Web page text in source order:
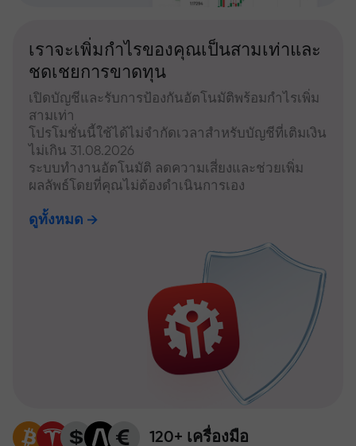
เราจะเพิ่มกำไรของคุณเป็นสามเท่าและ
ชดเชยการขาดทุน
เปิดบัญชีและรับการป้องกันอัตโนมัติพร้อมกำไรเพิ่ม
สามเท่า
โปรโมชั่นนี้ใช้ได้ไม่จำกัดเวลาสำหรับบัญชีที่เติมเงิน
ไม่เกิน 31.08.2026
ระบบทำงานอัตโนมัติ ลดความเสี่ยงและช่วยเพิ่ม
ผลลัพธ์โดยที่คุณไม่ต้องดำเนินการเอง
ดูทั้งหมด
120+ เครื่องมือ